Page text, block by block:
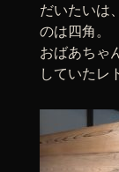
だいたいは
のは四角。
おばあちゃ
していたレ